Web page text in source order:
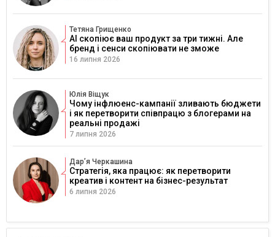
Тетяна Грищенко
AI скопіює ваш продукт за три тижні. Але
бренд і сенси скопіювати не зможе
16 липня 2026
Юлія Віщук
Чому інфлюенс-кампанії зливають бюджети
і як перетворити співпрацю з блогерами на
реальні продажі
7 липня 2026
Дарʼя Черкашина
Стратегія, яка працює: як перетворити
креатив і контент на бізнес-результат
6 липня 2026